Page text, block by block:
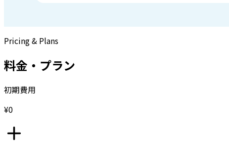
Pricing & Plans
料金・プラン
初期費用
¥0